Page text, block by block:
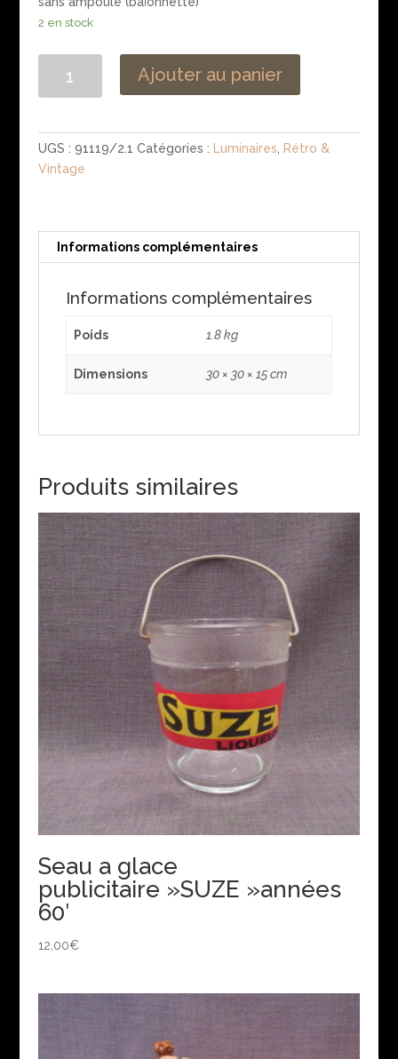
2 en stock
en
opaline
Ajouter au panier
UGS : 91119/2.1 Catégories : Luminaires
Rétro &
Vintage
Informations complémentaires
Informations complémentaires
Poids 1.8 kg
Dimensions 30 × 30 × 15 cm
Produits similaires
Seau a glace
publicitaire »SUZE »années
60′
12,00€